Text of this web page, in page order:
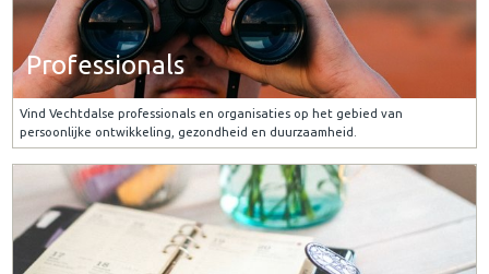
Professionals
Vind Vechtdalse professionals en organisaties op het gebied van
persoonlijke ontwikkeling, gezondheid en duurzaamheid.